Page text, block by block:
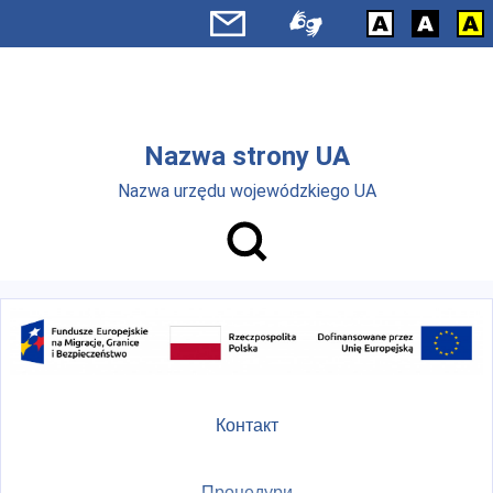
Перейти до основного вмісту
Nazwa strony UA
Nazwa urzędu wojewódzkiego UA
Контакт